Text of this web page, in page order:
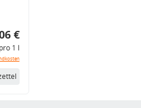
€
1 l